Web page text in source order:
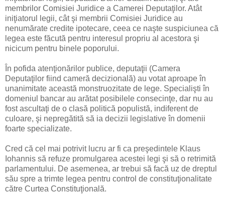
membrilor Comisiei Juridice a Camerei Deputaţilor. Atât
iniţiatorul legii, cât şi membrii Comisiei Juridice au
nenumărate credite ipotecare, ceea ce naşte suspiciunea că
legea este făcută pentru interesul propriu al acestora şi
nicicum pentru binele poporului.
În pofida atenţionărilor publice, deputaţii (Camera
Deputaţilor fiind cameră decizională) au votat aproape în
unanimitate această monstruozitate de lege. Specialişti în
domeniul bancar au arătat posibilele consecinţe, dar nu au
fost ascultaţi de o clasă politică populistă, indiferent de
culoare, şi nepregătită să ia decizii legislative în domenii
foarte specializate.
Cred că cel mai potrivit lucru ar fi ca preşedintele Klaus
Iohannis să refuze promulgarea acestei legi şi să o retrimită
parlamentului. De asemenea, ar trebui să facă uz de dreptul
său spre a trimte legea pentru control de constituţionalitate
către Curtea Constituţională.